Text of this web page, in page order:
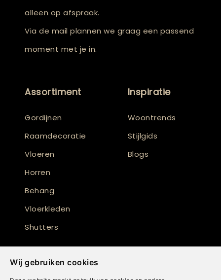
Wij gebruiken cookies
alleen op afspraak.
Via de mail plannen we graag een passend
moment met je in.
Assortiment
Gordijnen
Raamdecoratie
Vloeren
Horren
Behang
Vloerkleden
Shutters
Inspiratie
Woontrends
Stijlgids
Blogs